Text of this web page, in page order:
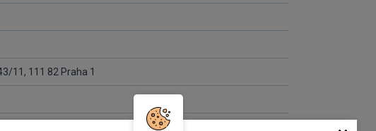
11, 111 82 Praha 1